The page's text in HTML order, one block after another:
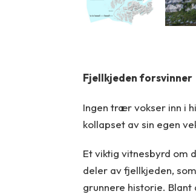
Fjellkjeden forsvinner
Ingen trær vokser inn i
kollapset av sin egen
Et viktig vitnesbyrd om
deler av fjellkjeden,
grunnere historie.